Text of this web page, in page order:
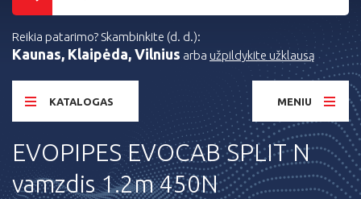
Reikia patarimo? Skambinkite (d. d.):
Kaunas, Klaipėda, Vilnius arba užpildykite užklausą
KATALOGAS MENIU
EVOPIPES EVOCAB SPLIT N
vamzdis 1.2m 450N